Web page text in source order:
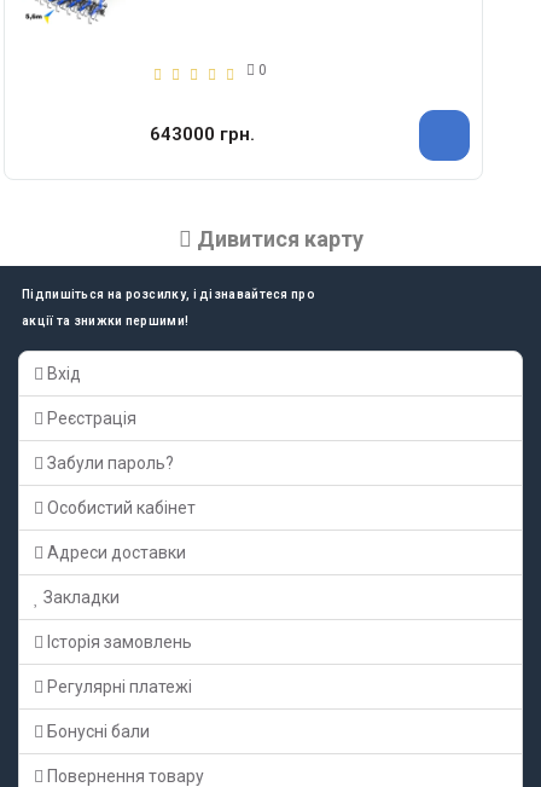
0
643000 грн.
Дивитися карту
Підпишіться на розсилку, і дізнавайтеся про
акції та знижки першими!
Вхід
Реєстрація
Забули пароль?
Особистий кабінет
Адреси доставки
Закладки
Історія замовлень
Регулярні платежі
Бонусні бали
Повернення товару